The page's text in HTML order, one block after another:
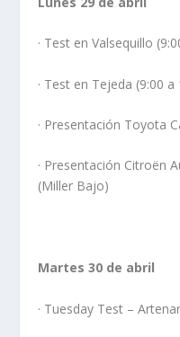
· Test en Valsequillo
· Test en Tejeda (9:00
· Presentación Toyota
· Presentación Citroën
(Miller Bajo)
Martes 30 de abril
· Tuesday Test –